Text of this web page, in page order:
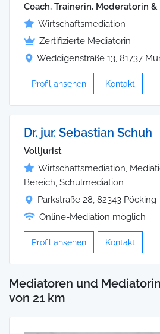
Coach, Trainerin, Moderatorin
Wirtschaftsmediation
Zertifizierte Mediatorin
Weddigenstraße 13, 81737
Profil ansehen Kontakt
Dr. jur. Sebastian Schuh
Volljurist
Wirtschaftsmediation,
Bereich, Schulmediation
Parkstraße 28, 82343 Pöcking
Online-Mediation möglich
Profil ansehen Kontakt
Mediatoren und
von 21 km